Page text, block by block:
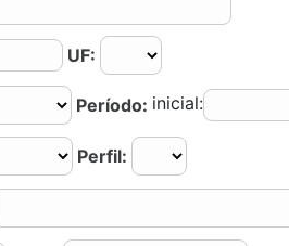
UF:
Período: inicial:
Perfil: